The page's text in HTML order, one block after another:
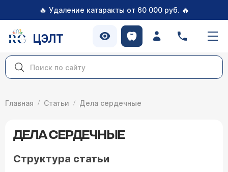
🔥 Удаление катаракты от 60 000 руб. 🔥
ЦЭЛТ
Главная Статьи Дела сердечные
ДЕЛА СЕРДЕЧНЫЕ
Структура статьи